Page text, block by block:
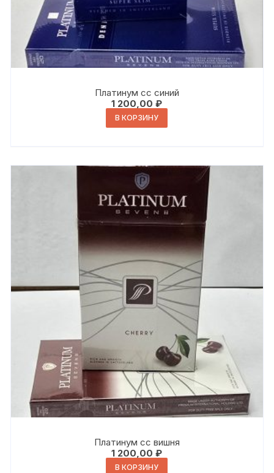
Платинум сс синий
1 200,00₽
В КОРЗИНУ
Платинум сс вишня
1 200,00₽
В КОРЗИНУ